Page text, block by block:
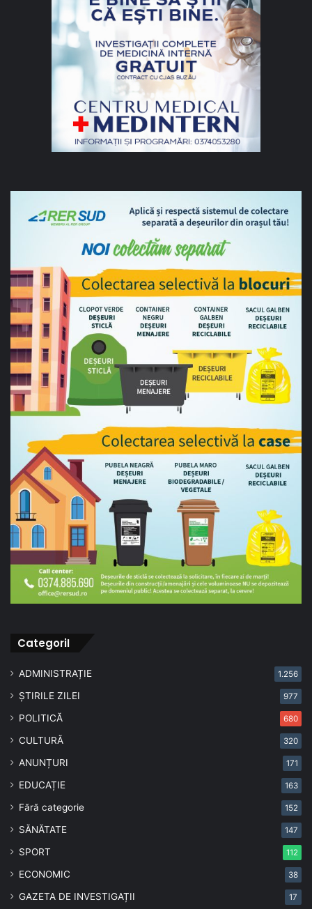
CategoriI
ADMINISTRAȚIE 1.256
ȘTIRILE ZILEI 977
POLITICĂ 680
CULTURĂ 320
ANUNȚURI 171
EDUCAȚIE 163
Fără categorie 152
SĂNĂTATE 147
SPORT 112
ECONOMIC 38
GAZETA DE INVESTIGAȚII 17